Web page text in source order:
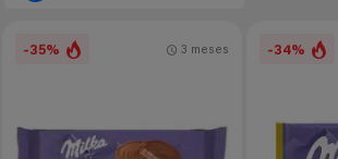
-35% 3 meses -34%